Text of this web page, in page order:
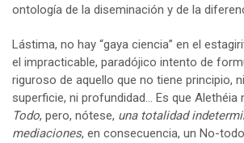
ontología de la diseminación y de la
Lástima, no hay “gaya ciencia” en el
el impracticable, paradójico intento de
riguroso de aquello que no tiene principio,
superficie, ni profundidad… Es que Alethéia
Todo, pero, nótese, una totalidad
mediaciones, en consecuencia, un No-